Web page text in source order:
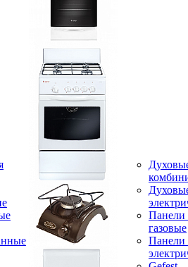
Панели
газовые
Панели